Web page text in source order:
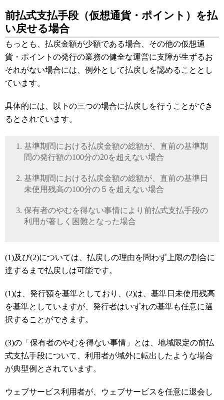
前払式支払手段（仮想通貨・ポイント）を払
い戻せる場合
もっとも、 払戻金額が少額である場合、その他の仮想通
貨・ポイントの発行の業務の健全な運営に支障が生ずるお
それがない場合には、例外として払戻しを認めることとし
ています。
具体的には、以下の三つの場合に払戻しを行うことができ
るとされています。
基準期間における払戻金額の総額が、直前の基準期
間の発行額の100分の20を超えない場合
基準期間における払戻金額の総額が、直前の基準日
未使用残高の100分の５ を超えない場合
保有者のやむを得ない事情により前払式支払手段の
利用が著しく困難となった場合
(1)及び(2)については、払戻しの理由を問わず 上限の割合に
達するまで払戻しは可能です。
(1)は、発行額を基準としており、(2)は、基準日未使用残高
を基準としていますが、発行者はいずれの基準も任意に選
択することができます。
(3)の「保有者のやむを得ない事情」とは、地域限定の前払
式支払手段について、利用者が域外に転出したような場合
が典型例とされています。
ウェブサービス利用者が、ウェブサービスを任意に退会し